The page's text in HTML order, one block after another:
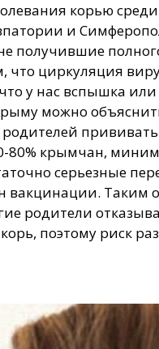
корью
и
получившие
вируса
у нас вспышка
можно
80% крымчан,
серьезные
вакцинации. Таким
родители
поэтому риск